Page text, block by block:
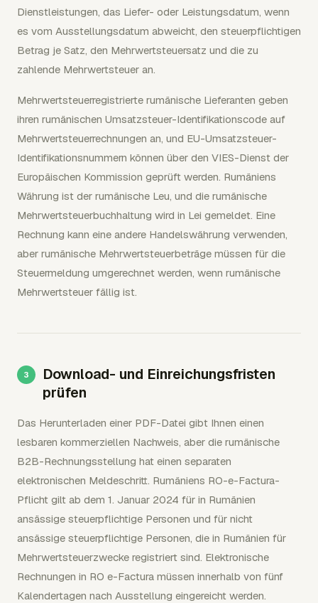
Dienstleistungen, das Liefer- oder Leistungsdatum, wenn
es vom Ausstellungsdatum abweicht, den steuerpflichtigen
Betrag je Satz, den Mehrwertsteuersatz und die zu
zahlende Mehrwertsteuer an.
Mehrwertsteuerregistrierte rumänische Lieferanten geben
ihren rumänischen Umsatzsteuer-Identifikationscode auf
Mehrwertsteuerrechnungen an, und EU-Umsatzsteuer-
Identifikationsnummern können über den VIES-Dienst der
Europäischen Kommission geprüft werden. Rumäniens
Währung ist der rumänische Leu, und die rumänische
Mehrwertsteuerbuchhaltung wird in Lei gemeldet. Eine
Rechnung kann eine andere Handelswährung verwenden,
aber rumänische Mehrwertsteuerbeträge müssen für die
Steuermeldung umgerechnet werden, wenn rumänische
Mehrwertsteuer fällig ist.
Download- und Einreichungsfristen
prüfen
Das Herunterladen einer PDF-Datei gibt Ihnen einen
lesbaren kommerziellen Nachweis, aber die rumänische
B2B-Rechnungsstellung hat einen separaten
elektronischen Meldeschritt. Rumäniens RO-e-Factura-
Pflicht gilt ab dem 1. Januar 2024 für in Rumänien
ansässige steuerpflichtige Personen und für nicht
ansässige steuerpflichtige Personen, die in Rumänien für
Mehrwertsteuerzwecke registriert sind. Elektronische
Rechnungen in RO e-Factura müssen innerhalb von fünf
Kalendertagen nach Ausstellung eingereicht werden.